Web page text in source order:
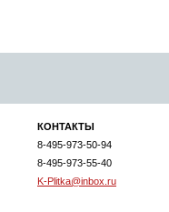
КОНТАКТЫ
8-495-973-50-94
8-495-973-55-40
K-Plitka@inbox.ru